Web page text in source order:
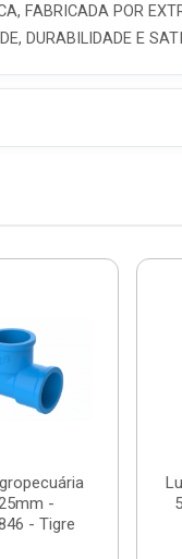
FABRICADA POR
DURABILIDADE E
-
- Tigre